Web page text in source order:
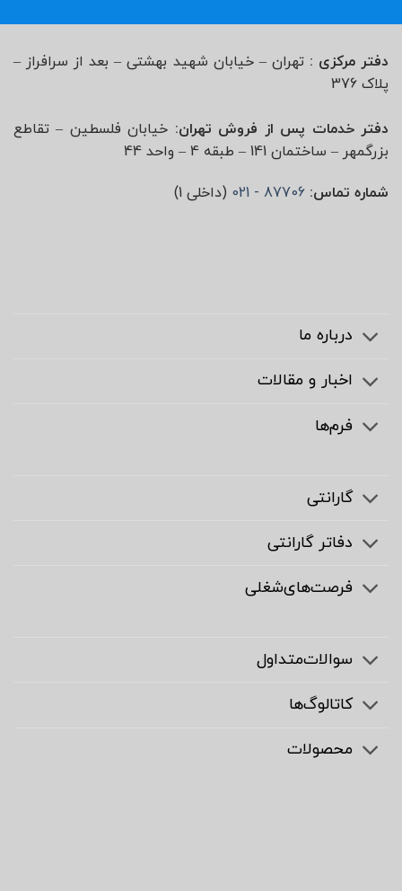
دفتر مرکزی : تهران – خیابان شهید بهشتی – بعد از سرافراز –
پلاک 376
دفتر خدمات پس از فروش تهران: خیابان فلسطین – تقاطع
بزرگمهر – ساختمان 141 – طبقه 4 – واحد 44
شماره تماس: 87706 - 021 (داخلی 1)
درباره ما
اخبار و مقالات
فرم‌ها
گارانتی
دفاتر گارانتی
فرصت‌های‌شغلی
سوالات‌متداول
کاتالوگ‌ها
محصولات